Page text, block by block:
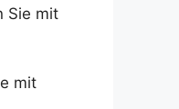
Sie mit
mit